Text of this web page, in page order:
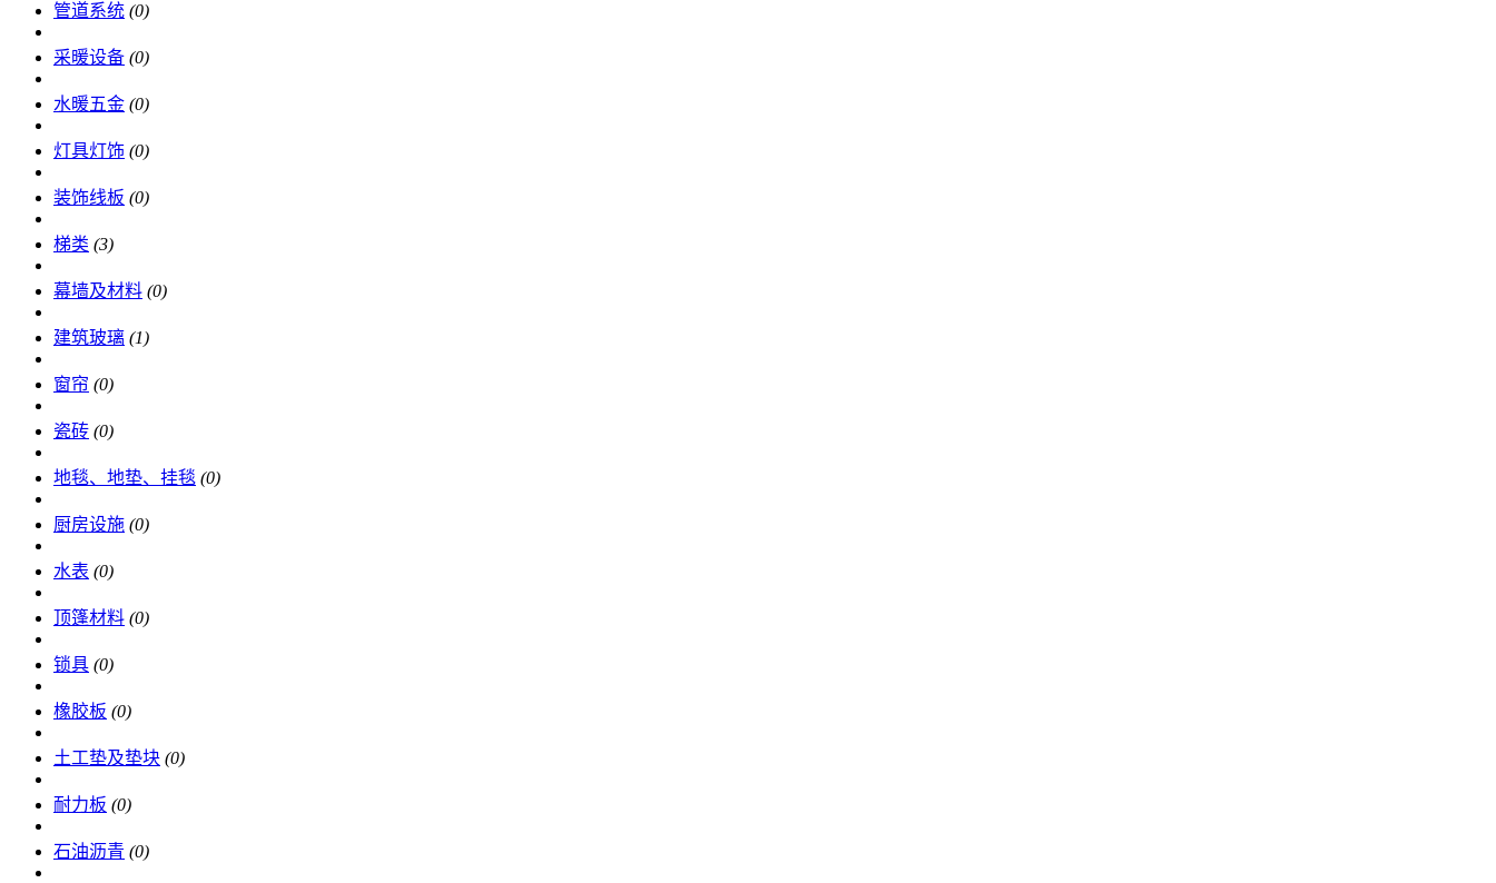
管道系统 (0)
采暖设备 (0)
水暖五金 (0)
灯具灯饰 (0)
装饰线板 (0)
梯类 (3)
幕墙及材料 (0)
建筑玻璃 (1)
窗帘 (0)
瓷砖 (0)
地毯、地垫、挂毯 (0)
厨房设施 (0)
水表 (0)
顶篷材料 (0)
锁具 (0)
橡胶板 (0)
土工垫及垫块 (0)
耐力板 (0)
石油沥青 (0)